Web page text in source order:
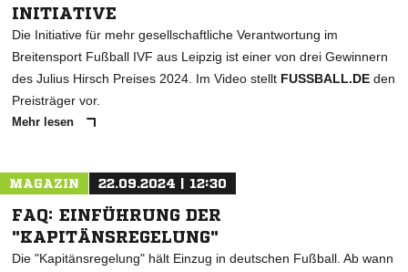
INITIATIVE
Die Initiative für mehr gesellschaftliche Verantwortung im
Breitensport Fußball IVF aus Leipzig ist einer von drei Gewinnern
des Julius Hirsch Preises 2024. Im Video stellt FUSSBALL.DE den
Preisträger vor.
Mehr lesen
MAGAZIN 22.09.2024 | 12:30
FAQ: EINFÜHRUNG DER
"KAPITÄNSREGELUNG"
Die "Kapitänsregelung" hält Einzug in deutschen Fußball. Ab wann